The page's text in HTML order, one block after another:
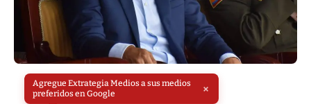
Agregue Extrategia Medios a sus medios
preferidos en Google
×